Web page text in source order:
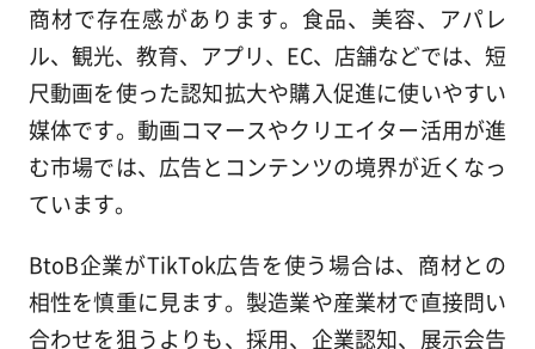
商材で存在感があります。食品、美容、アパレ
ル、観光、教育、アプリ、EC、店舗などでは、短
尺動画を使った認知拡大や購入促進に使いやすい
媒体です。動画コマースやクリエイター活用が進
む市場では、広告とコンテンツの境界が近くなっ
ています。
BtoB企業がTikTok広告を使う場合は、商材との
相性を慎重に見ます。製造業や産業材で直接問い
合わせを狙うよりも、採用、企業認知、展示会告